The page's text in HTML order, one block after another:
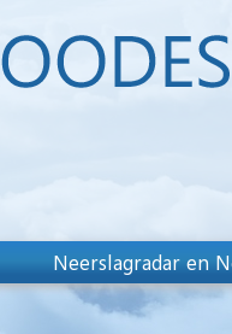
Neerslagradar en